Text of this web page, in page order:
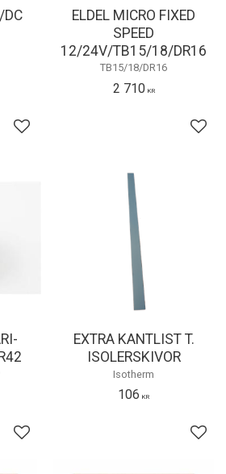
Lägg till i favoriter
ELDEL MICRO FIXED
SPEED
12/24V/TB15/18/DR16
TB15/18/DR16
2 710KR
Lägg till i favoriter
EXTRA KANTLIST T.
ISOLERSKIVOR
Isotherm
106 KR